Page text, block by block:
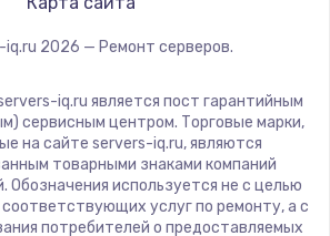
/ подключение / демонтаж
Заказать
Прошивка
1400 руб.
2026 — Ремонт серверов.
iq.ru является пост гарантийным
сервисным центром. Торговые марки,
на сайте servers-iq.ru, являются
товарными знаками компаний
Обозначения используется не с целью
услуг по ремонту, а с
потребителей о предоставляемых